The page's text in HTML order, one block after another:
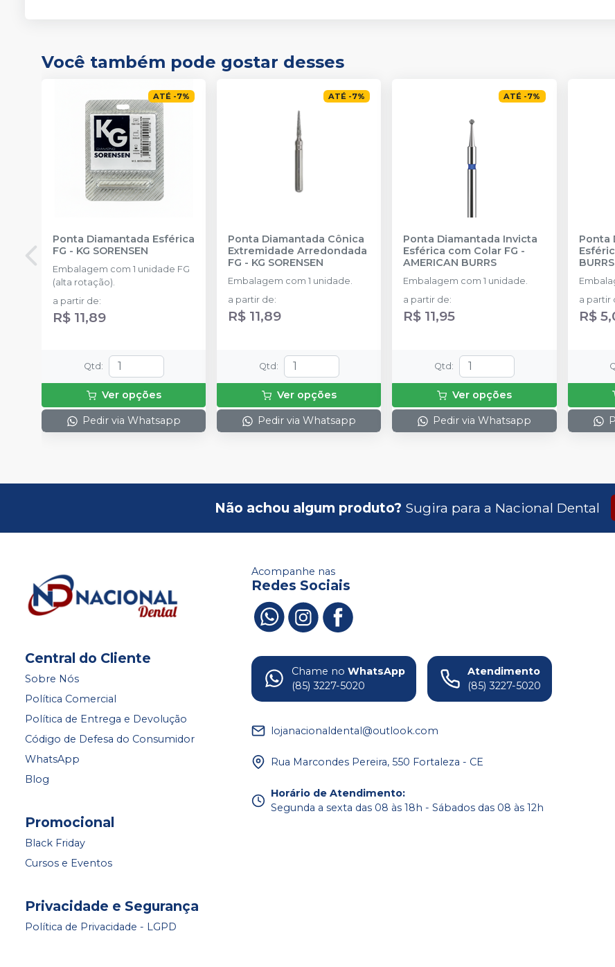
Você também pode gostar desses
ATÉ -7%
Ponta Diamantada Esférica
FG - KG SORENSEN
Embalagem com 1 unidade FG
(alta rotação).
a partir de:
R$ 11,89
Qtd :
Ver opções
Pedir via Whatsapp
ATÉ -7%
Ponta Diamantada Cônica
Extremidade Arredondada
FG - KG SORENSEN
Embalagem com 1 unidade.
a partir de:
R$ 11,89
Qtd :
Ver opções
Pedir via Whatsapp
ATÉ -7%
Ponta Diamantada Invicta
Esférica com Colar FG -
AMERICAN BURRS
Embalagem com 1 unidade.
a partir de:
R$ 11,95
Qtd :
Ver opções
Pedir via Whatsapp
Ponta
BURRS
a partir
R$
Não achou algum produto? Sugira para a Nacional Dental
Central do Cliente
Sobre Nós
Política Comercial
Política de Entrega e Devolução
Código de Defesa do Consumidor
WhatsApp
Blog
Promocional
Black Friday
Cursos e Eventos
Privacidade e Segurança
Política de Privacidade - LGPD
Acompanhe nas
Redes Sociais
Chame no WhatsApp
(85) 3227-5020
Atendimento
(85) 3227-5020
lojanacionaldental@outlook.com
Rua Marcondes Pereira, 550 Fortaleza - CE
Horário de Atendimento:
Segunda a sexta das 08 às 18h - Sábados das 08 às 12h